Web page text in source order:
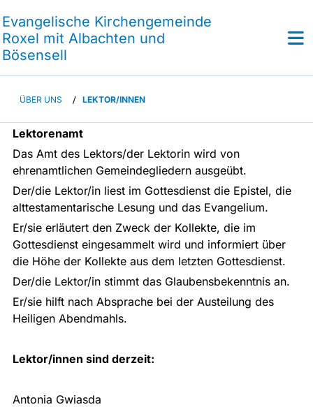
Evangelische Kirchengemeinde
Roxel mit Albachten und
Bösensell
ÜBER UNS / LEKTOR/INNEN
Lektorenamt
Das Amt des Lektors/der Lektorin wird von
ehrenamtlichen Gemeindegliedern ausgeübt.
Der/die Lektor/in liest im Gottesdienst die Epistel, die
alttestamentarische Lesung und das Evangelium.
Er/sie erläutert den Zweck der Kollekte, die im
Gottesdienst eingesammelt wird und informiert über
die Höhe der Kollekte aus dem letzten Gottesdienst.
Der/die Lektor/in stimmt das Glaubensbekenntnis an.
Er/sie hilft nach Absprache bei der Austeilung des
Heiligen Abendmahls.
Lektor/innen sind derzeit:
Antonia Gwiasda